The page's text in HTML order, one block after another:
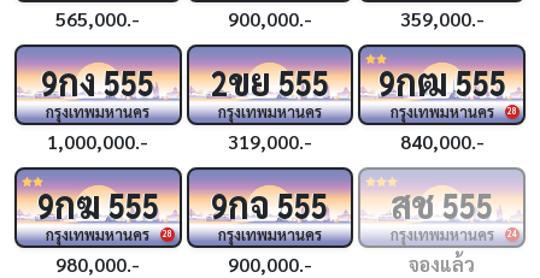
565,000.- 900,000.- 359,000.-
9กง555
กรุงเทพมหานคร
1,000,000.-
2ขย555
กรุงเทพมหานคร
319,000.-
28
9กฒ555
กรุงเทพมหานคร
840,000.-
28
9กฆ555
กรุงเทพมหานคร
980,000.-
9กจ555
กรุงเทพมหานคร
900,000.-
24
สช555
กรุงเทพมหานคร
จองแล้ว